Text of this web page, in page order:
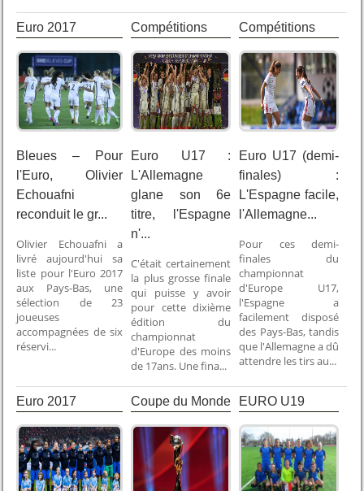
Euro 2017
Bleues – Pour
l'Euro, Olivier
Echouafni
reconduit le gr...
Olivier Echouafni a
livré aujourd'hui sa
liste pour l'Euro 2017
aux Pays-Bas, une
sélection de 23
joueuses
accompagnées de six
réservi...
Compétitions
Euro U17 :
L'Allemagne
glane son 6e
titre, l'Espagne
n'...
C'était certainement
la plus grosse finale
qui puisse y avoir
pour cette dixième
édition du
championnat
d'Europe des moins
de 17ans. Une fina...
Compétitions
Euro U17 (demi-
finales) :
L'Espagne facile,
l'Allemagne...
Pour ces demi-
finales du
championnat
d'Europe U17,
l'Espagne a
facilement disposé
des Pays-Bas, tandis
que l'Allemagne a dû
attendre les tirs au...
Euro 2017
Coupe du Monde
EURO U19